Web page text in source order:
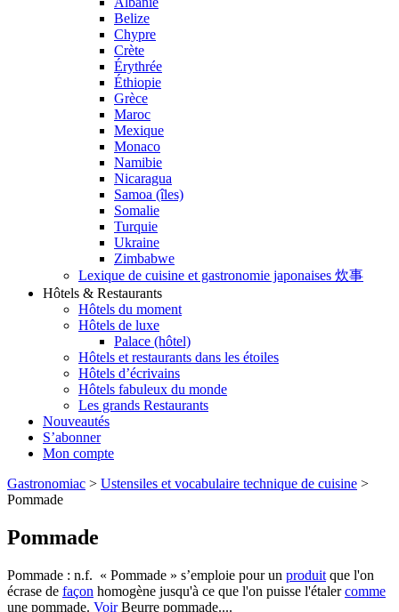
Belize
Chypre
Crète
Érythrée
Éthiopie
Grèce
Maroc
Mexique
Monaco
Namibie
Nicaragua
Samoa (îles)
Somalie
Turquie
Ukraine
Zimbabwe
Lexique de cuisine et gastronomie japonaises 炊事
Hôtels & Restaurants
Hôtels du moment
Hôtels de luxe
Palace (hôtel)
Hôtels et restaurants dans les étoiles
Hôtels d’écrivains
Hôtels fabuleux du monde
Les grands Restaurants
Nouveautés
S’abonner
Mon compte
Gastronomiac > Ustensiles et vocabulaire technique de cuisine >
Pommade
Pommade
Pommade : n.f. « Pommade » s’emploie pour un produit que l'on
écrase de façon homogène jusqu'à ce que l'on puisse l'étalercomme
une pommade. VoirBeurre pommade....